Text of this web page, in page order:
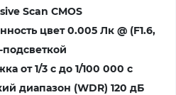
Scan CMOS
цвет 0.005 Лк @ (F1.6,
от 1/3 с до 1/100 000 с
диапазон (WDR) 120 дБ